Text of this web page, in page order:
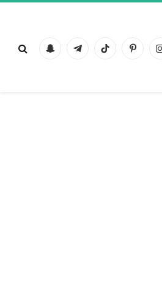
الانستغرامبينتيريستتيكتوك تيلقرام Snapchat